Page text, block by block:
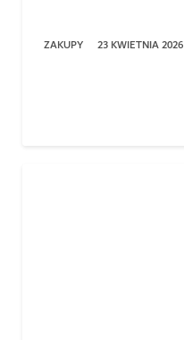
ZAKUPY 23 KWIETNIA 2026